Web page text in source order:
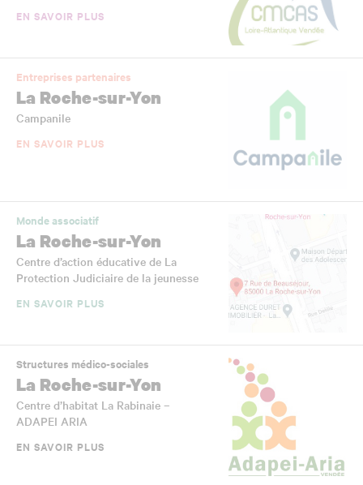
EN SAVOIR PLUS
Entreprises partenaires
La Roche-sur-Yon
Campanile
EN SAVOIR PLUS
Monde associatif
La Roche-sur-Yon
Centre d’action éducative de La
Protection Judiciaire de la jeunesse
EN SAVOIR PLUS
Structures médico-sociales
La Roche-sur-Yon
Centre d’habitat La Rabinaie –
ADAPEI ARIA
EN SAVOIR PLUS